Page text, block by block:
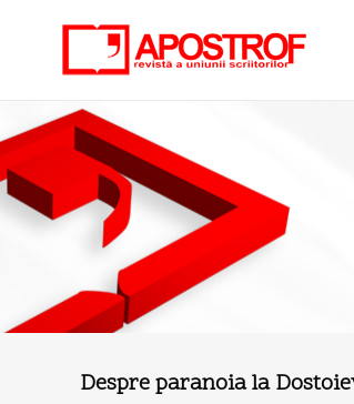
Despre paranoia la